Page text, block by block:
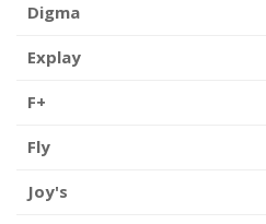
Digma
Explay
F+
Fly
Joy's